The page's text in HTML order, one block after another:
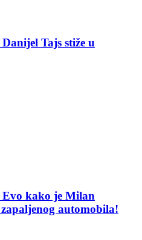
Tajs stiže u
kako je Milan
automobila!